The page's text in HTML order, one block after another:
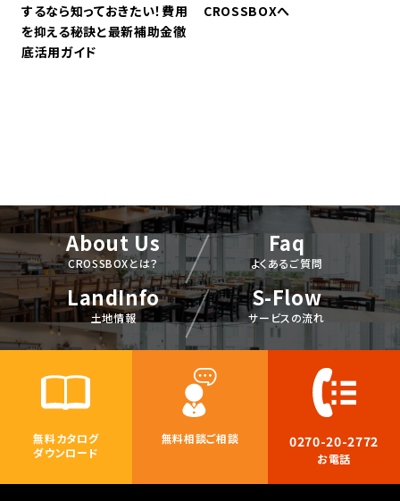
するなら知っておきたい！費用
を抑える秘訣と最新補助金徹
底活用ガイド
CROSSBOXへ
About Us
CROSSBOXとは？
Faq
よくあるご質問
LandInfo
土地情報
S-Flow
サービスの流れ
無料カタログ
ダウンロード
無料相談ご相談 0270-20-2772
お電話